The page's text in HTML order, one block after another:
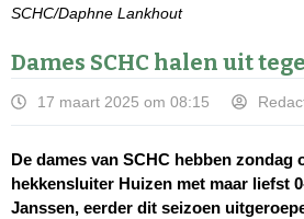
SCHC/Daphne Lankhout
Dames SCHC halen uit
17 maart 2025 om 08:15
De dames van SCHC hebben zondag
hekkensluiter Huizen met maar liefst
Janssen, eerder dit seizoen